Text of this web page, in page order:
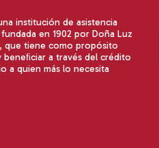
institución de asistencia
en 1902 por Doña Luz
que tiene como propósito
beneﬁciar a través del crédito
a quien más lo necesita